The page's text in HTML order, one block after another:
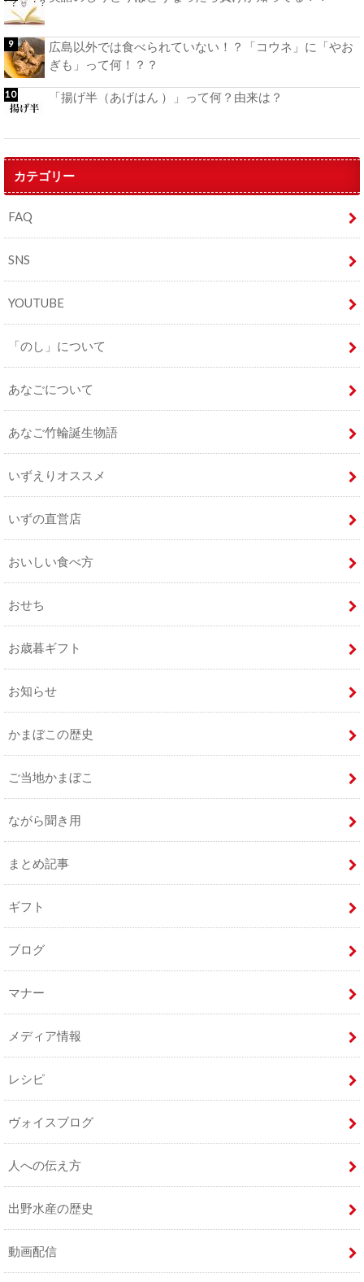
広島以外では食べられていない！？「コウネ」に「やお
ぎも」って何！？？
「揚げ半（あげはん ）」って何？由来は？
カテゴリー
FAQ
SNS
YOUTUBE
「のし」について
あなごについて
あなご竹輪誕生物語
いずえりオススメ
いずの直営店
おいしい食べ方
おせち
お歳暮ギフト
お知らせ
かまぼこの歴史
ご当地かまぼこ
ながら聞き用
まとめ記事
ギフト
ブログ
マナー
メディア情報
レシピ
ヴォイスブログ
人への伝え方
出野水産の歴史
動画配信